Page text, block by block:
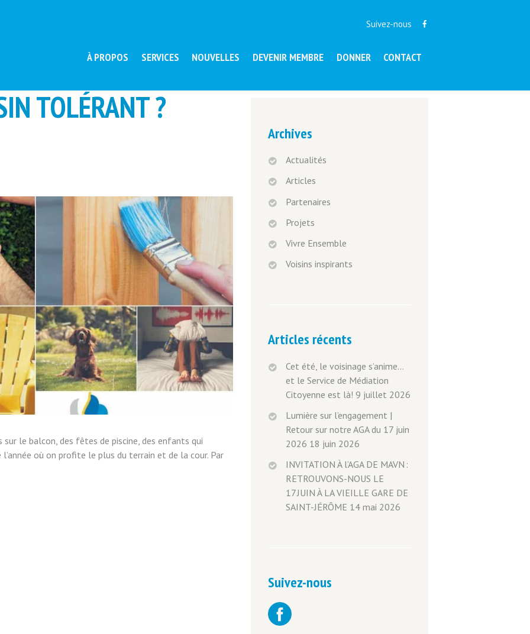
Suivez-nous
À PROPOS SERVICES NOUVELLES DEVENIR MEMBRE DONNER CONTACT
TOLÉRANT ?
le balcon, des fêtes de piscine, des enfants qui
où on profite le plus du terrain et de la cour. Par
Archives
Actualités
Articles
Partenaires
Projets
Vivre Ensemble
Voisins inspirants
Articles récents
Cet été, le voisinage s’anime…
et le Service de Médiation
Citoyenne est là! 9 juillet 2026
Lumière sur l’engagement |
Retour sur notre AGA du 17 juin
2026 18 juin 2026
INVITATION À l’AGA DE MAVN :
RETROUVONS-NOUS LE
17 JUIN À LA VIEILLE GARE DE
SAINT-JÉRÔME 14 mai 2026
Suivez-nous